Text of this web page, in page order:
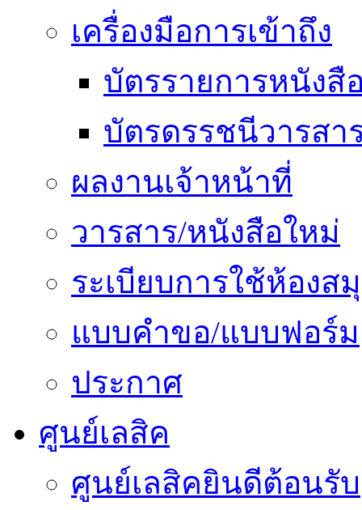
เครื่องมือการเข้าถึง
บัตรรายการหนังสื
บัตรดรรชนีวารสา
ผลงานเจ้าหน้าที่
วารสาร/หนังสือใหม่
ระเบียบการใช้ห้องส
แบบคำขอ/แบบฟอร์ม
ประกาศ
ศูนย์เลสิค
ศูนย์เลสิคยินดีต้อนรับ